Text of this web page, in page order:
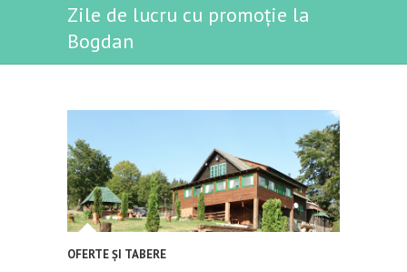
Zile de lucru cu promoție la
Bogdan
OFERTE ȘI TABERE